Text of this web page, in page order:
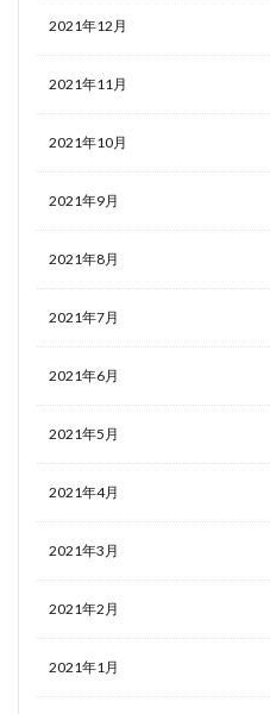
2021年12月
2021年11月
2021年10月
2021年9月
2021年8月
2021年7月
2021年6月
2021年5月
2021年4月
2021年3月
2021年2月
2021年1月